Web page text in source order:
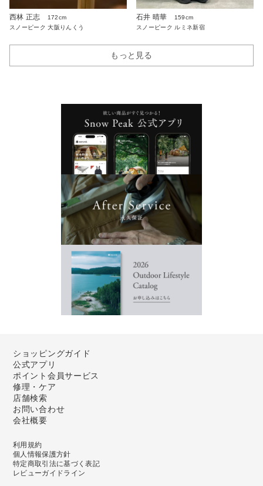
西林 正志
172cm
スノーピーク 大阪りんくう
石井 晴華
159cm
スノーピーク ルミネ新宿
もっと見る
ショッピングガイド
公式アプリ
ポイント会員サービス
修理・ケア
店舗検索
お問い合わせ
会社概要
利用規約
個人情報保護方針
特定商取引法に基づく表記
レビューガイドライン